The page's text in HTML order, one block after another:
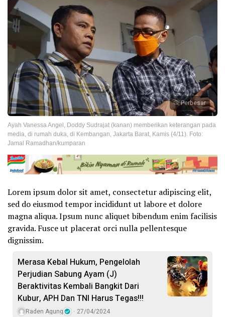
Perbesar
Ayah Vanessa Angel, Doddy Sudrajat (kanan) memberikan keterangan pada
media, di rumah duka, di Kembangan, Jakarta Barat, Kamis (4/11). Foto:
Jamal Ramadhan/kumparan
Lorem ipsum dolor sit amet, consectetur adipiscing elit,
sed do eiusmod tempor incididunt ut labore et dolore
magna aliqua. Ipsum nunc aliquet bibendum enim facilisis
gravida. Fusce ut placerat orci nulla pellentesque
dignissim.
Merasa Kebal Hukum, Pengelolah
Perjudian Sabung Ayam (J)
Beraktivitas Kembali Bangkit Dari
Kubur, APH Dan TNI Harus Tegas!!!
Raden Agung 27/04/2024